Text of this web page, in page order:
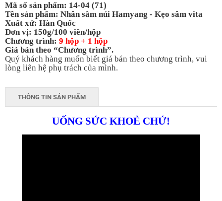
Mã số sản phẩm: 14-04 (71)
Tên sản phẩm: Nhân sâm núi Hamyang - Kẹo sâm vita
Xuất xứ: Hàn Quốc
Đơn vị: 150g/100 viên/hộp
Chương trình: 9 hộp + 1 hộp
Giá bán theo “Chương trình”.
Quý khách hàng muốn biết giá bán theo chương trình, vui
lòng liên hệ phụ trách của mình.
THÔNG TIN SẢN PHẨM
UỐNG SỨC KHOẺ CHỨ!